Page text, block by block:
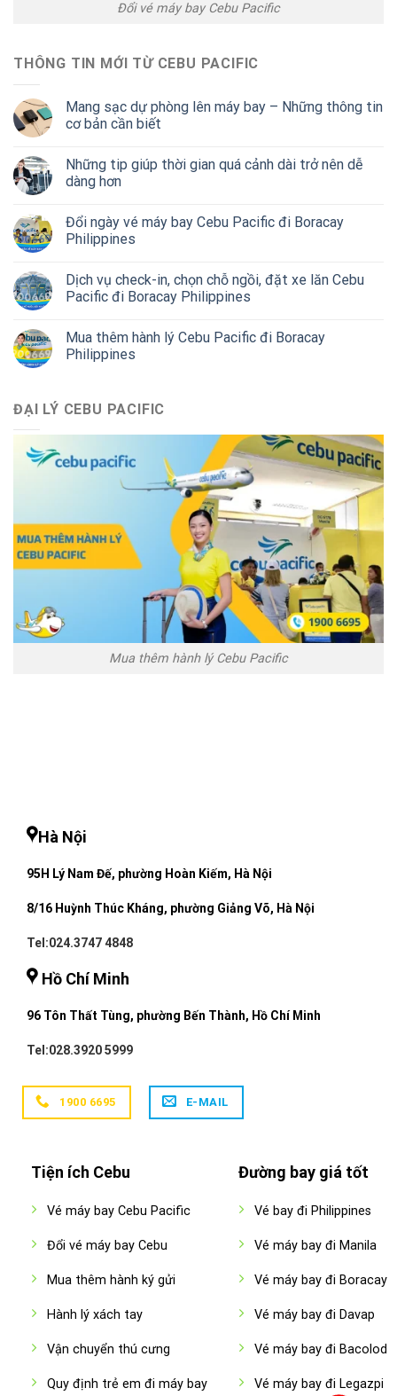
Đổi vé máy bay Cebu Pacific
THÔNG TIN MỚI TỪ CEBU PACIFIC
Mang sạc dự phòng lên máy bay – Những thông tin
cơ bản cần biết
Những tip giúp thời gian quá cảnh dài trở nên dễ
dàng hơn
Đổi ngày vé máy bay Cebu Pacific đi Boracay
Philippines
Dịch vụ check-in, chọn chỗ ngồi, đặt xe lăn Cebu
Pacific đi Boracay Philippines
Mua thêm hành lý Cebu Pacific đi Boracay
Philippines
ĐẠI LÝ CEBU PACIFIC
Mua thêm hành lý Cebu Pacific
Hà Nội
95H Lý Nam Đế, phường Hoàn Kiếm, Hà Nội
8/16 Huỳnh Thúc Kháng, phường Giảng Võ, Hà Nội
Tel:024.3747 4848
Hồ Chí Minh
96 Tôn Thất Tùng, phường Bến Thành, Hồ Chí Minh
Tel:028.3920 5999
1900 6695 E-MAIL
Tiện ích Cebu
Vé máy bay Cebu Pacific
Đổi vé máy bay Cebu
Mua thêm hành ký gửi
Hành lý xách tay
Vận chuyển thú cưng
Quy định trẻ em đi máy bay
Đường bay giá tốt
Vé bay đi Philippines
Vé máy bay đi Manila
Vé máy bay đi Boracay
Vé máy bay đi Davap
Vé máy bay đi Bacolod
Vé máy bay đi Legazpi